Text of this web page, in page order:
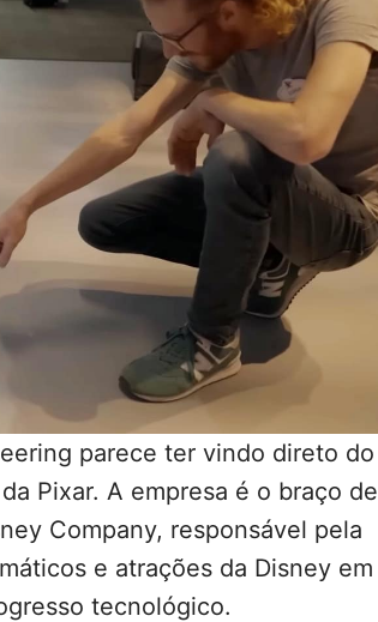
parece ter vindo direto do
Pixar. A empresa é o braço de
Company, responsável pela
e atrações da Disney em
tecnológico.